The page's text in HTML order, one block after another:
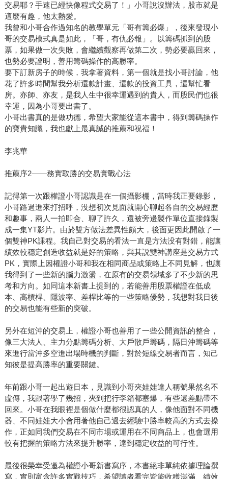
交易耶？手速已經快像程式交易了！」小哥說沒辦法，股市就是
這麼有趣，他太熱愛。
我曾和小哥合作過知名的教學單元「哥有籌必爆」，後來發現小
哥的交易模式真是如此，「哥，有仇必報」。以籌碼抓到的股
票，如果做一次失敗，會繼續觀察再做第二次，勢必要贏回來，
也勢必要證明，善用籌碼操作的高勝率。
要下訂新房子的時候，我拿著資料，第一個就是找小哥討論，他
花了許多時間幫我分析還款計畫、還款的投資工具，還幫忙看
房。亦師、亦友，是我人生中很幸運遇到的貴人，而股民們也很
幸運，因為小哥要出書了。
小哥出書真的是做功德，希望大家能從這本書中，得到籌碼操作
的寶貴知識，我也獻上最真誠的推薦和祝福！
李兆華
推薦序2——務實取勝的交易實戰心法
記得第一次跟權證小哥認識是在一個攝影棚，當時我正要錄影，
小哥路過進來打招呼，没想初次見面就開心聊起各自的交易經歷
和趣事，兩人一拍即合、聊了許久，還被旁邊製作單位直接錄製
成一集YT影片。由於雙方做法差異性頗大，後面更因此開啟了一
個雙神PK課程。我自己對交易的看法一直是方法没有對錯，能讓
績效較穩定創造收益就是好的策略，與其説雙神講座是交易方式
PK，實際上因權證小哥和我在相同商品或策略上不同見解，也讓
我得到了一些新的腦力激盪，在原有的交易領域多了不少新的思
考和方向。如同這本新書上提到的，若能善用股票權證在低成
本、高槓桿、隱波率、差桿比等的一些策略優勢，我想對我日後
的交易也能有些新的突破。
另外在短沖的交易上，權證小哥也善用了一些公開資訊的整合，
像三大法人、主力分點籌碼分析、大戶散戶籌碼，隔日沖籌碼等
來進行當沖多空進出場時機的判斷，對於短線交易者而言，知己
知彼是提高勝率的重要關鍵。
年前跟小哥一起出遊日本，見識到小哥夾娃娃達人稱號果然名不
虛傳，我跟著學了幾招，夾到把行李箱都塞爆，有些還差點帶不
回來。小哥在我眼裡是個做什麼都很認真的人，像他面對不同機
器、不同娃娃大小會用著他自己過去經驗中勝率較高的方式去操
作，正如同我們交易在不同市場或運用在不同商品上，也會選用
較有把握的策略方法來提升勝率，達到穩定收益的可行性。
最後很榮幸受邀為權證小哥新書寫序，本書絕非單純依據理論撰
寫，實則富含許多實戰技巧，希望讀者看完皆能收穫滿滿、績效